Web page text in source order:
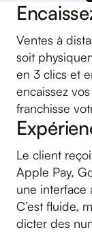
Ventes à
soit
en 3 clics et
encaissez
franchisse
Le client
Apple Pay,
une interface
C’est fluide,
dicter des